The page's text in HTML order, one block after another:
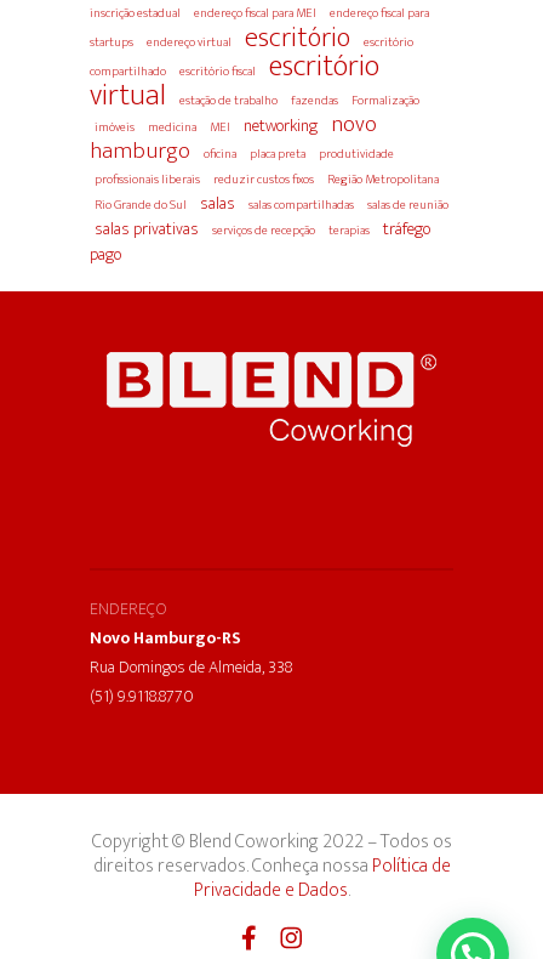
inscrição estadual
endereço fiscal para MEI
endereço fiscal para
startups
endereço virtual escritório
escritório
compartilhado
escritório fiscal escritório
virtual estação de trabalho fazendas
Formalização
imóveis
medicina MEI networking novo
hamburgo oficina placa preta
produtividade
profissionais liberais
reduzir custos fixos
Região Metropolitana
Rio Grande do Sul
salas salas compartilhadas salas de reunião
salas privativas serviços de recepção terapias
tráfego
pago
ENDEREÇO
Novo Hamburgo-RS
Rua Domingos de Almeida, 338
(51) 9.9118.8770
Copyright © Blend Coworking 2022 – Todos os
direitos reservados. Conheça nossaPolítica de
Privacidade e Dados.